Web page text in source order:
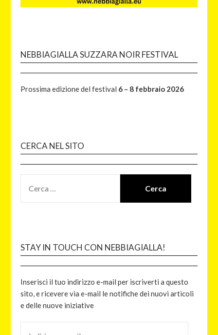
NEBBIAGIALLA SUZZARA NOIR FESTIVAL
Prossima edizione del festival 6 – 8 febbraio 2026
CERCA NEL SITO
STAY IN TOUCH CON NEBBIAGIALLA!
Inserisci il tuo indirizzo e-mail per iscriverti a questo
sito, e ricevere via e-mail le notifiche dei nuovi articoli
e delle nuove iniziative